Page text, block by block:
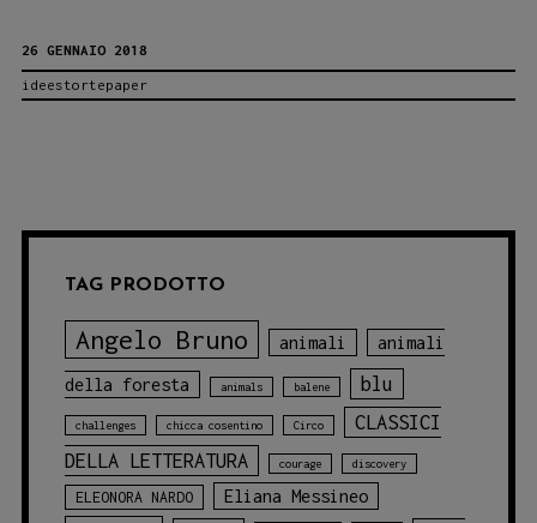
L.
Lombardo,
da
N.
Melan
26 GENNAIO 2018
ideestortepaper
TAG PRODOTTO
Angelo Bruno animali animali
della foresta animals balene blu
challenges chicca cosentino Circo
CLASSICI
DELLA LETTERATURA
courage discovery
ELEONORA NARDO
Eliana Messineo